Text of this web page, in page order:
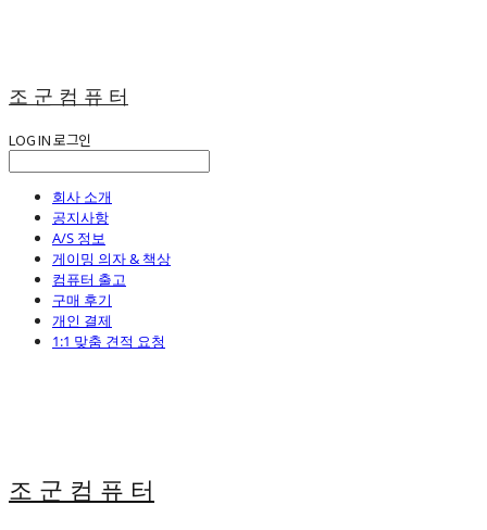
조 군 컴 퓨 터
LOG IN로그인
회사 소개
공지사항
A/S 정보
게이밍 의자 & 책상
컴퓨터 출고
구매 후기
개인 결제
1:1 맞춤 견적 요청
조 군 컴 퓨 터